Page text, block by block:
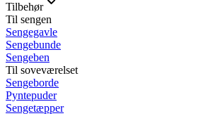
Tilbehør
Til sengen
Sengegavle
Sengebunde
Sengeben
Til soveværelset
Sengeborde
Pyntepuder
Sengetæpper